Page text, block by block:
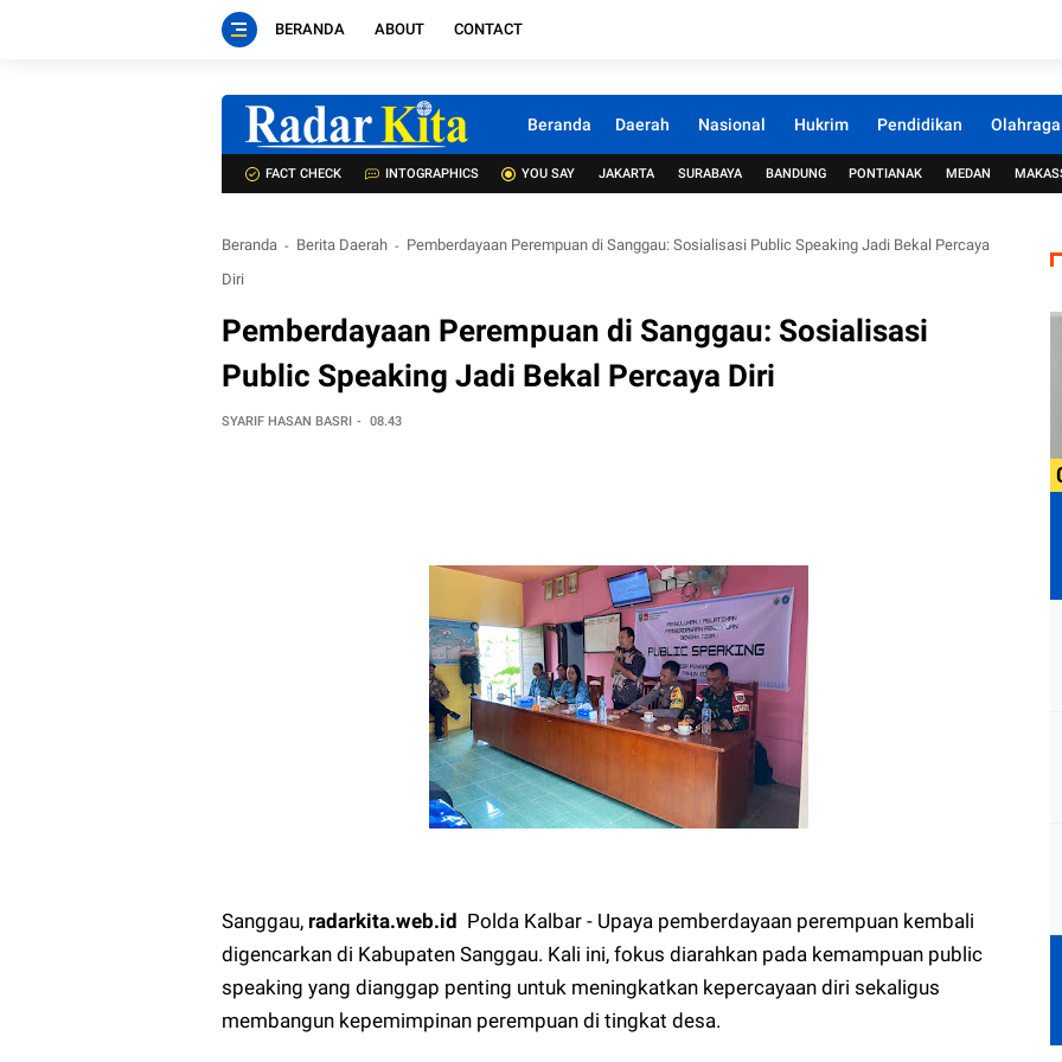
BERANDA ABOUT CONTACT
Beranda Daerah Nasional Hukrim Pendidikan Olahraga
FACT CHECK INTOGRAPHICS YOU SAY JAKARTA SURABAYA BANDUNG PONTIANAK MEDAN
Beranda Berita Daerah
Pemberdayaan Perempuan di Sanggau: Sosialisasi Public Speaking Jadi Bekal Percaya
Diri
Pemberdayaan Perempuan di Sanggau: Sosialisasi
Public Speaking Jadi Bekal Percaya Diri
SYARIF HASAN BASRI 08.43
Sanggau, radarkita.web.id Polda Kalbar - Upaya pemberdayaan perempuan kembali
digencarkan di Kabupaten Sanggau. Kali ini, fokus diarahkan pada kemampuan public
speaking yang dianggap penting untuk meningkatkan kepercayaan diri sekaligus
membangun kepemimpinan perempuan di tingkat desa.